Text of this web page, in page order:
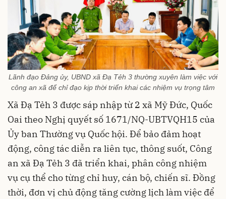
Lãnh đạo Đảng ủy, UBND xã Đạ Tẻh 3 thường xuyên làm việc với
công an xã để chỉ đạo kịp thời triển khai các nhiệm vụ trọng tâm
Xã Đạ Tẻh 3 được sáp nhập từ 2 xã Mỹ Đức, Quốc
Oai theo Nghị quyết số 1671/NQ-UBTVQH15 của
Ủy ban Thường vụ Quốc hội. Để bảo đảm hoạt
động, công tác diễn ra liên tục, thông suốt, Công
an xã Đạ Tẻh 3 đã triển khai, phân công nhiệm
vụ cụ thể cho từng chỉ huy, cán bộ, chiến sĩ. Đồng
thời, đơn vị chủ động tăng cường lịch làm việc để